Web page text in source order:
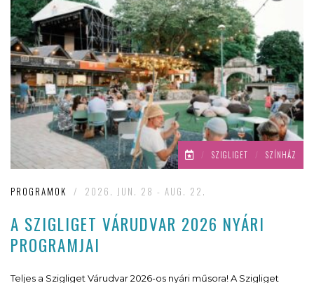
/ SZIGLIGET / SZÍNHÁZ
PROGRAMOK / 2026. JUN. 28 - AUG. 22.
A SZIGLIGET VÁRUDVAR 2026 NYÁRI
PROGRAMJAI
Teljes a Szigliget Várudvar 2026-os nyári műsora! A Szigliget